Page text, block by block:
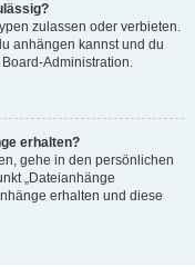
zulassen oder verbieten.
anhängen kannst und du
Administration.
erhalten?
gehe in den persönlichen
„Dateianhänge
erhalten und diese